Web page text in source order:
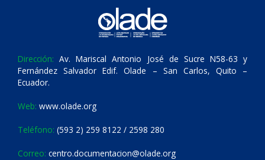
Dirección: Av. Mariscal Antonio José de Sucre N58-63 y
Fernández Salvador Edif. Olade – San Carlos, Quito –
Ecuador.
Web: www.olade.org
Teléfono: (593 2) 259 8122 / 2598 280
Correo: centro.documentacion@olade.org